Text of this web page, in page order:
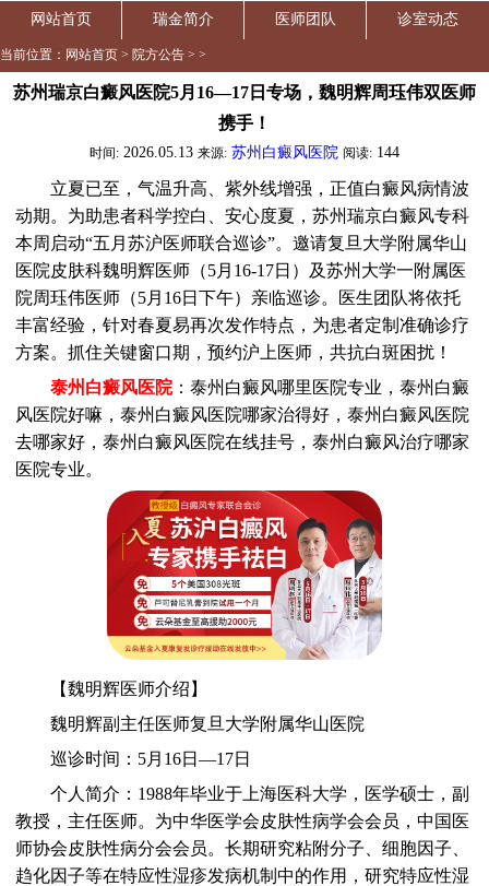
网站首页 瑞金简介 医师团队 诊室动态
当前位置： 网站首页 > 院方公告 > >
苏州瑞京白癜风医院5月16—17日专场，魏明辉周珏伟双医师
携手！
时间: 2026.05.13 来源: 苏州白癜风医院 阅读: 144
立夏已至，气温升高、紫外线增强，正值白癜风病情波
动期。为助患者科学控白、安心度夏，苏州瑞京白癜风专科
本周启动“五月苏沪医师联合巡诊”。邀请复旦大学附属华山
医院皮肤科魏明辉医师（5月16-17日）及苏州大学一附属医
院周珏伟医师（5月16日下午）亲临巡诊。医生团队将依托
丰富经验，针对春夏易再次发作特点，为患者定制准确诊疗
方案。抓住关键窗口期，预约沪上医师，共抗白斑困扰！
泰州白癜风医院：泰州白癜风哪里医院专业，泰州白癜
风医院好嘛，泰州白癜风医院哪家治得好，泰州白癜风医院
去哪家好，泰州白癜风医院在线挂号，泰州白癜风治疗哪家
医院专业。
【魏明辉医师介绍】
魏明辉副主任医师复旦大学附属华山医院
巡诊时间：5月16日—17日
个人简介：1988年毕业于上海医科大学，医学硕士，副
教授，主任医师。为中华医学会皮肤性病学会会员，中国医
师协会皮肤性病分会会员。长期研究粘附分子、细胞因子、
趋化因子等在特应性湿疹发病机制中的作用，研究特应性湿